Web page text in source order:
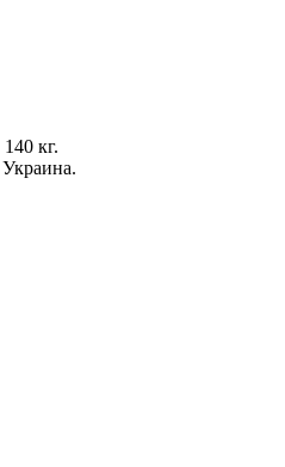
140 кг.
Украина.